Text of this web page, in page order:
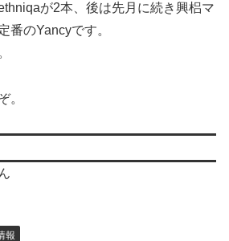
が2本、後は先月に続き興梠マ
番のYancyです。
。
報